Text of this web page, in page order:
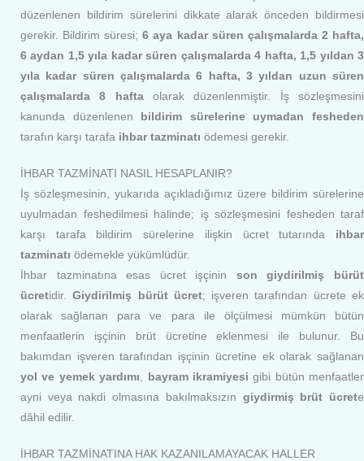
düzenlenen bildirim sürelerini dikkate alarak önceden bildirmesi
gerekir. Bildirim süresi;6 aya kadar süren çalışmalarda 2 hafta,
6 aydan 1,5 yıla kadar süren çalışmalarda 4 hafta, 1,5 yıldan 3
yıla kadar süren çalışmalarda 6 hafta, 3 yıldan uzun süren
çalışmalarda 8 haftaolarak düzenlenmiştir. İş sözleşmesini
kanunda düzenlenen
bildirim sürelerine uymadan fesheden
tarafın karşı tarafa ihbar tazminatı ödemesi gerekir.
İHBAR TAZMİNATI NASIL HESAPLANIR?
İş sözleşmesinin, yukarıda açıkladığımız üzere bildirim sürelerine
uyulmadan feshedilmesi halinde; iş sözleşmesini fesheden taraf
karşı tarafa bildirim sürelerine ilişkin ücret tutarında ihbar
tazminatı ödemekle yükümlüdür.
İhbar tazminatına esas ücret işçinin son giydirilmiş bürüt
ücretidir.Giydirilmiş bürüt ücret; işveren tarafından ücrete ek
olarak sağlanan para ve para ile ölçülmesi mümkün bütün
menfaatlerin işçinin brüt ücretine eklenmesi ile bulunur. Bu
bakımdan işveren tarafından işçinin ücretine ek olarak sağlanan
yol ve yemek yardımı
bayram ikramiyesi gibi bütün menfaatler
ayni veya nakdi olmasına bakılmaksızın giydirmiş brüt ücrete
dâhil edilir.
İHBAR TAZMİNATINA HAK KAZANILAMAYACAK HALLER